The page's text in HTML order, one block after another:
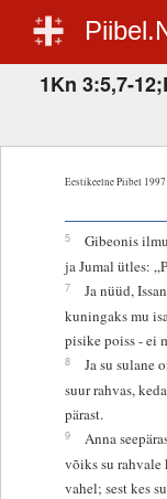
1Kn 3:5,7-
Eestikeelne Piibel 1997
5
Gibeonis
ja Jumal ütles:
7
Ja nüüd,
kuningaks mu
pisike poiss - ei
8
Ja su sulane
suur rahvas,
pärast.
9
Anna
võiks su rahvale
vahel; sest kes